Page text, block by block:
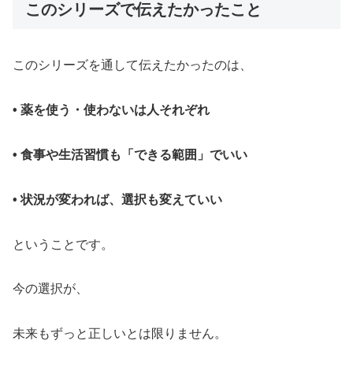
このシリーズで伝えたかったこと
このシリーズを通して伝えたかったのは、
• 薬を使う・使わないは人それぞれ
• 食事や生活習慣も「できる範囲」でいい
• 状況が変われば、選択も変えていい
ということです。
今の選択が、
未来もずっと正しいとは限りません。